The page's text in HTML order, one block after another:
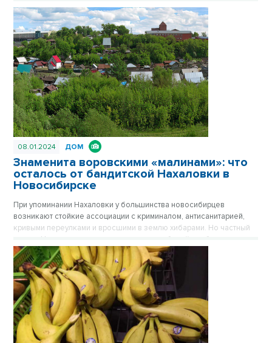
спрятано за хрущевками, его хорошо видно только с высоких
точек обзора. Впрочем, с окружением Башне никогда не везло.
Сначала вокруг была картошка, которую сажали жители
окрестных деревень, затем возникли пятиэтажки, а после
зашумела пестрая барахолка на площади Маркса. Публикуется
повторно в цикле «Лучшие материалы VN.RU за 2023 год».
08.01.2024 ДОМ
Знаменита воровскими «малинами»: что
осталось от бандитской Нахаловки в
Новосибирске
При упоминании Нахаловки у большинства новосибирцев
возникают стойкие ассоциации с криминалом, антисанитарией,
кривыми переулками и вросшими в землю хибарами. Но частный
сектор Нахаловки, где сильны правила рабочей слободки, уже не
тот, что прежде. Дома здесь примерили одежду из сайдинга, есть
водопровод, проводится газ. Здесь даже родился самый
легендарный герой Новосибирска, но инвесторы все еще
обходят стороной близкую к Оби территорию. Публикуется
повторно в цикле «Лучшие материалы VN.RU за 2023 год».